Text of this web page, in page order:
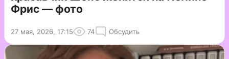
Фрис — фото
27 мая, 2026, 17:15 74 Обсудить